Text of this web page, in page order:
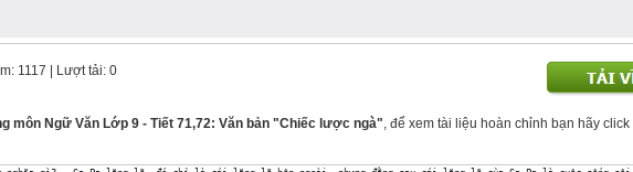
1117 | Lượt tải: 0
môn Ngữ Văn Lớp 9 - Tiết 71,72: Văn bản "Chiếc lược ngà", để xem tài liệu hoàn chỉnh bạn hãy click